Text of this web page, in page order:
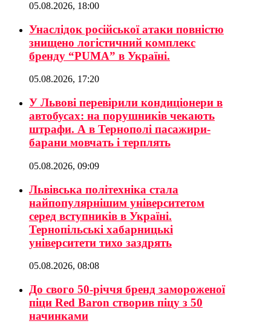
05.08.2026, 18:00
Унаслідок російської атаки повністю
знищено логістичний комплекс
бренду “PUMA” в Україні.
05.08.2026, 17:20
У Львові перевірили кондиціонери в
автобусах: на порушників чекають
штрафи. А в Тернополі пасажири-
барани мовчать і терплять
05.08.2026, 09:09
Львівська політехніка стала
найпопулярнішим університетом
серед вступників в Україні.
Тернопільські хабарницькі
університети тихо заздрять
05.08.2026, 08:08
До свого 50-річчя бренд замороженої
піци Red Baron створив піцу з 50
начинками